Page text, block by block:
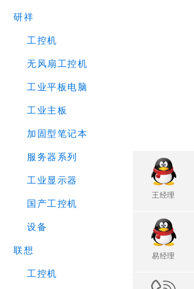
研祥
工控机
无风扇工控机
工业平板电脑
工业主板
加固型笔记本
服务器系列
工业显示器
国产工控机
设备
联想
工控机
王经理
易经理